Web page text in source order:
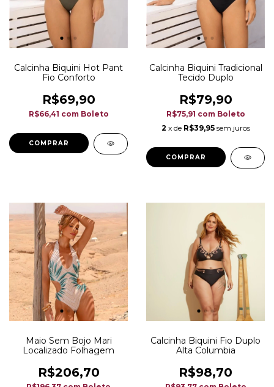
Calcinha Biquini Hot Pant
Fio Conforto
R$69,90
R$66,41 com Boleto
COMPRAR
Calcinha Biquini Tradicional
Tecido Duplo
R$79,90
R$75,91 com Boleto
2 x de R$39,95 sem juros
COMPRAR
Maio Sem Bojo Mari
Localizado Folhagem
R$206,70
Calcinha Biquini Fio Duplo
Alta Columbia
R$98,70